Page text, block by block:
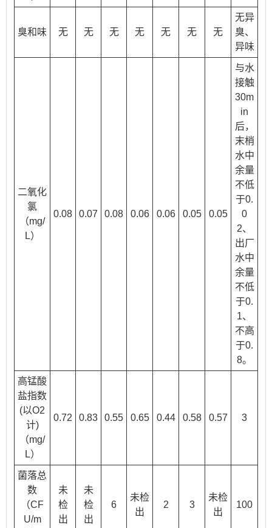
臭和味 无 无 无 无 无 无 无
无异
臭、
异味
二氧化
氯
（mg/
L）
0.08 0.07 0.08 0.06 0.06 0.05 0.05
与水
接触
30m
in
后，
末梢
水中
余量
不低
于0.
0
2、
出厂
水中
余量
不低
于0.
1、
不高
于0.
8。
高锰酸
盐指数
(以O2
计)
（mg/
L）
0.72 0.83 0.55 0.65 0.44 0.58 0.57 3
菌落总
数
（CF
U/m
未
检
出
未
检
出
6
未检
出
2 3
未检
出
100